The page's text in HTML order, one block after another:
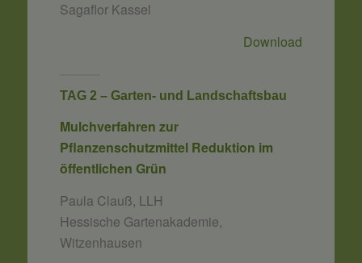
Sagaflor Kassel
Download
TAG 2 – Garten- und Landschaftsbau
Mulchverfahren zur
Pflanzenschutzmittel Reduktion im
öffentlichen Grün
Paula Clauß, LLH
Hessische Gartenakademie,
Witzenhausen